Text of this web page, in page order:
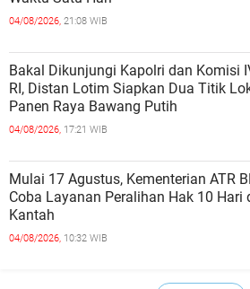
04/08/2026, 21:08 WIB
Bakal Dikunjungi Kapolri dan Komisi
RI, Distan Lotim Siapkan Dua Titik
Panen Raya Bawang Putih
04/08/2026, 17:21 WIB
Mulai 17 Agustus, Kementerian ATR
Coba Layanan Peralihan Hak 10 Hari
Kantah
04/08/2026, 10:32 WIB